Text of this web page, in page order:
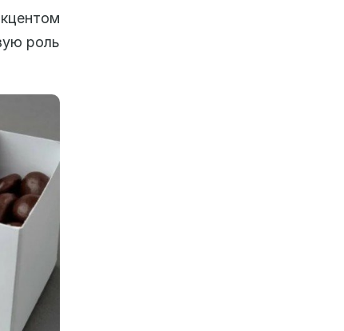
роль